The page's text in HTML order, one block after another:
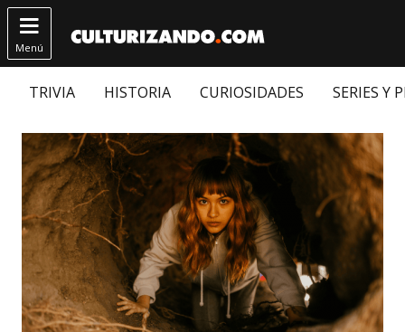

Menú
TRIVIA HISTORIA CURIOSIDADES SERIES Y